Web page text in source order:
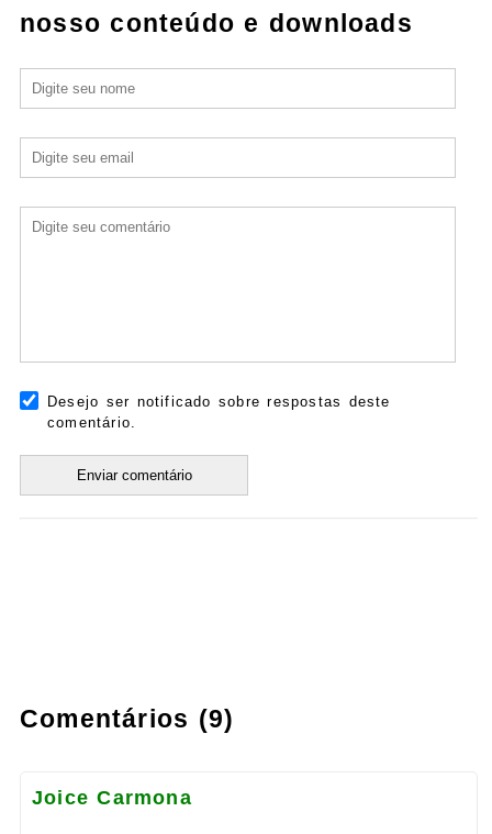
nosso conteúdo e downloads
Desejo ser notificado sobre respostas deste
comentário.
Comentários (9)
Joice Carmona